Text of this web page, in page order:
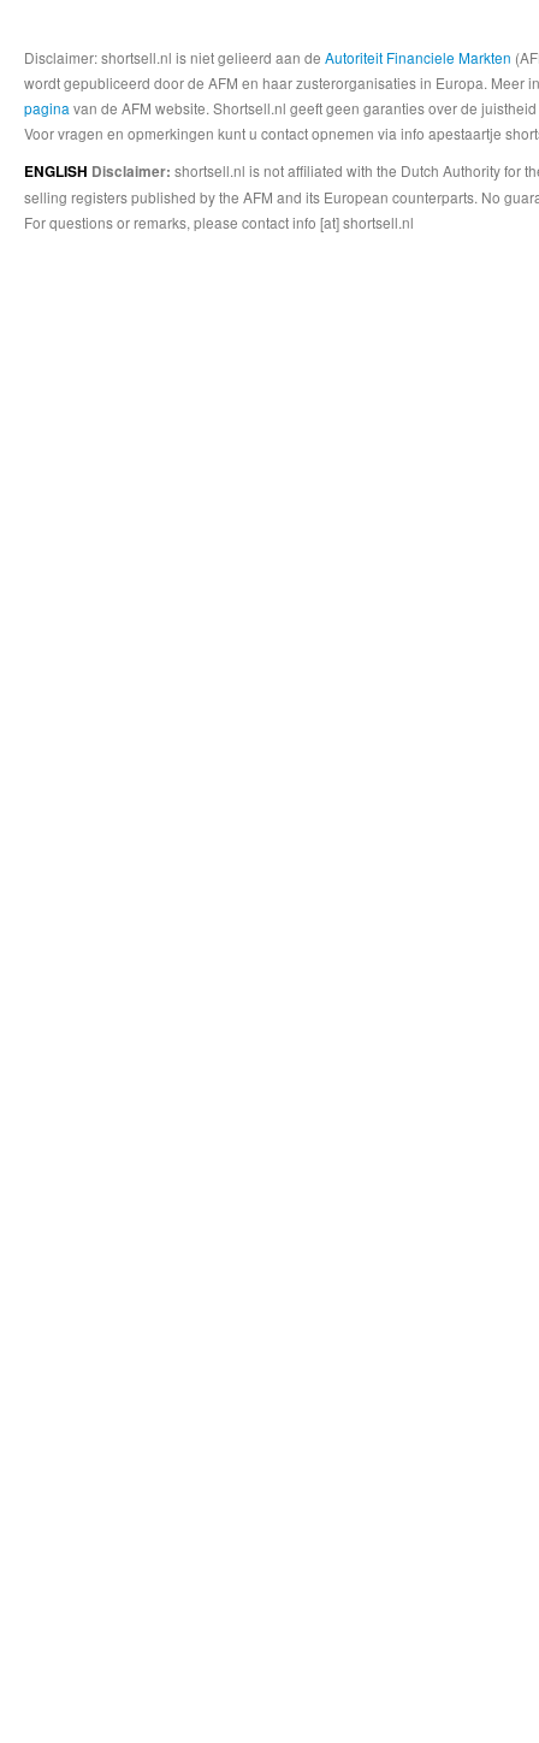
Disclaimer: shortsell.nl is niet gelieerd aan de Autoriteit Financiele Markten
wordt gepubliceerd door de AFM en haar zusterorganisaties in Europa.
pagina van de AFM website. Shortsell.nl geeft geen garanties over de
Voor vragen en opmerkingen kunt u contact opnemen via info apestaartje
ENGLISH Disclaimer: shortsell.nl is not affiliated with the Dutch Authority for
selling registers published by the AFM and its European counterparts. No
For questions or remarks, please contact info [at] shortsell.nl